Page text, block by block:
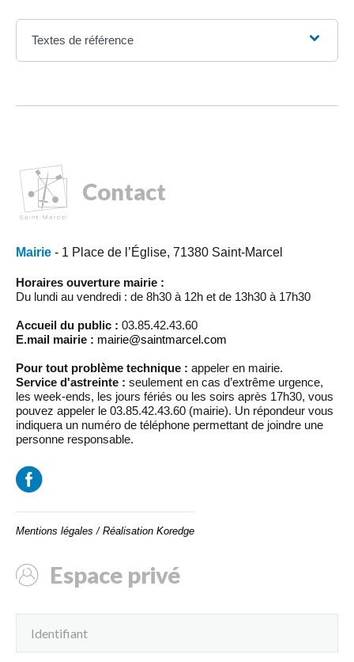
Textes de référence
Contact
Mairie - 1 Place de l’Église, 71380 Saint-Marcel
Horaires ouverture mairie :
Du lundi au vendredi : de 8h30 à 12h et de 13h30 à 17h30
Accueil du public : 03.85.42.43.60
E.mail mairie : mairie@saintmarcel.com
Pour tout problème technique : appeler en mairie.
Service d'astreinte : seulement en cas d’extrême urgence,
les week-ends, les jours fériés ou les soirs après 17h30, vous
pouvez appeler le 03.85.42.43.60 (mairie). Un répondeur vous
indiquera un numéro de téléphone permettant de joindre une
personne responsable.
Mentions légales / Réalisation Koredge
Espace privé